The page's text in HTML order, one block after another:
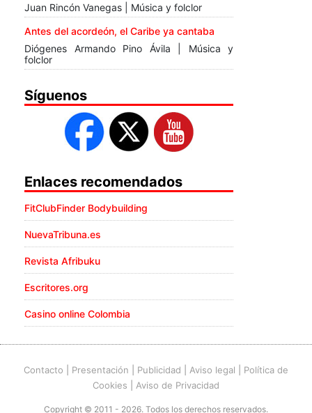
Juan Rincón Vanegas | Música y folclor
Antes del acordeón, el Caribe ya cantaba
Diógenes Armando Pino Ávila | Música y
folclor
Síguenos
Enlaces recomendados
FitClubFinder Bodybuilding
NuevaTribuna.es
Revista Afribuku
Escritores.org
Casino online Colombia
Contacto Presentación Publicidad Aviso legal
Política de
Cookies
Aviso de Privacidad
Copyright © 2011 - 2026. Todos los derechos reservados.